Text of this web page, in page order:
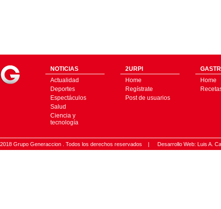
NOTICIAS
Actualidad
Deportes
Espectáculos
Salud
Ciencia y
tecnología
2URPI
Home
Regístrate
Post de usuarios
Home
2018 Grupo Generaccion . Todos los derechos reservados | Desarrollo Web: Luis